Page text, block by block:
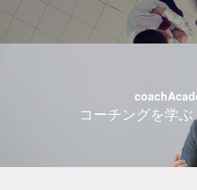
コーチングを学